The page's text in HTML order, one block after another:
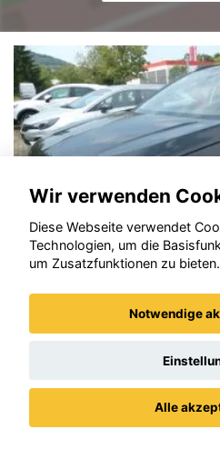
Opel
Wir verwenden
Diese Webseite verwendet
Technologien, um die
um Zusatzfunktionen zu bieten.
Notwendige
Alle